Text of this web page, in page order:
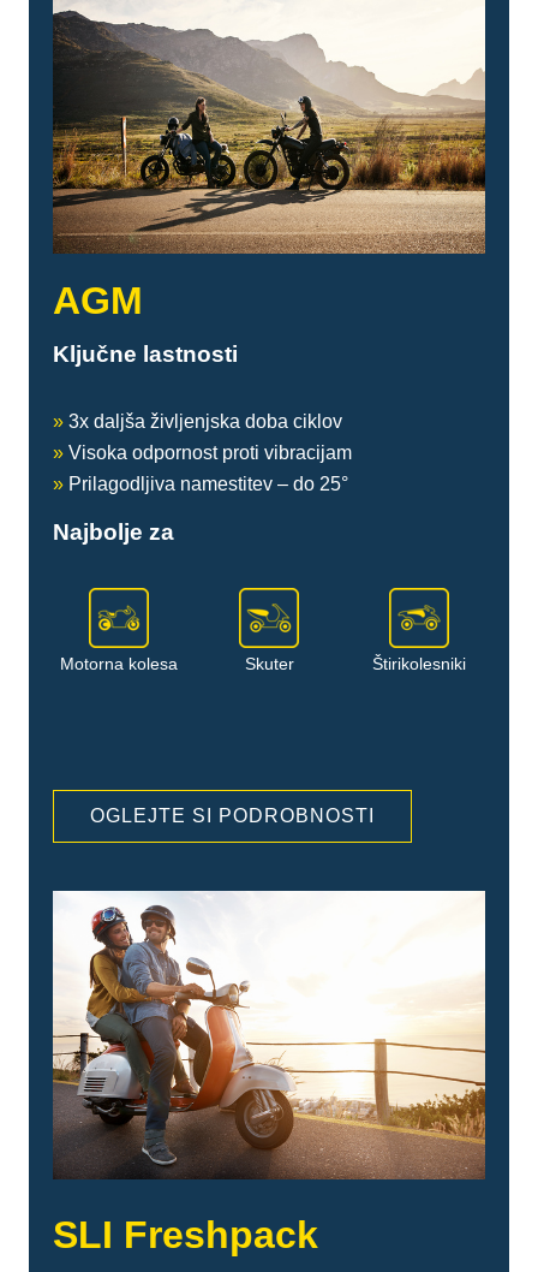
AGM
Ključne lastnosti
» 3x daljša življenjska doba ciklov
» Visoka odpornost proti vibracijam
» Prilagodljiva namestitev – do 25°
Najbolje za
Motorna kolesa Skuter Štirikolesniki
OGLEJTE SI PODROBNOSTI
SLI Freshpack